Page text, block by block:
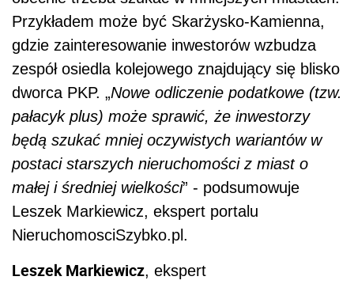
Przykładem może być Skarżysko-Kamienna,
gdzie zainteresowanie inwestorów wzbudza
zespół osiedla kolejowego znajdujący się blisko
dworca PKP. „Nowe odliczenie podatkowe (tzw.
pałacyk plus) może sprawić, że inwestorzy
będą szukać mniej oczywistych wariantów w
postaci starszych nieruchomości z miast o
małej i średniej wielkości” - podsumowuje
Leszek Markiewicz, ekspert portalu
NieruchomosciSzybko.pl.
Leszek Markiewicz, ekspert